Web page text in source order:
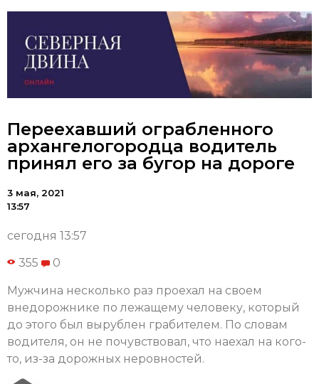
Переехавший ограбленного
архангелогородца водитель
принял его за бугор на дороге
3 мая, 2021
13:57
сегодня 13:57
355 0
Мужчина несколько раз проехал на своем
внедорожнике по лежащему человеку, который
до этого был вырублен грабителем. По словам
водителя, он не почувствовал, что наехал на кого-
то, из-за дорожных неровностей.